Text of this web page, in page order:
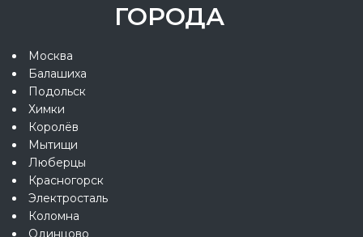
ГОРОДА
Москва
Балашиха
Подольск
Химки
Королёв
Мытищи
Люберцы
Красногорск
Электросталь
Коломна
Одинцово